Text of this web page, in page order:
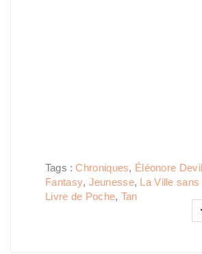
Tags :Chroniques, Éléonore
Fantasy, Jeunesse, La Ville sans
Livre de Poche, Tan